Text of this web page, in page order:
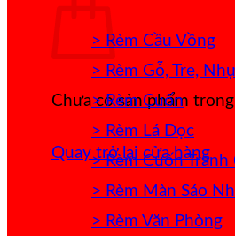
Chưa có sản phẩm
Quay trở lại cửa hàng
> Rèm Cầu Vồng
> Rèm Gỗ, Tre,
> Rèm Cuốn
> Rèm Lá Dọc
> Rèm Cuốn Tranh
> Rèm Màn Sáo
> Rèm Văn Phòng